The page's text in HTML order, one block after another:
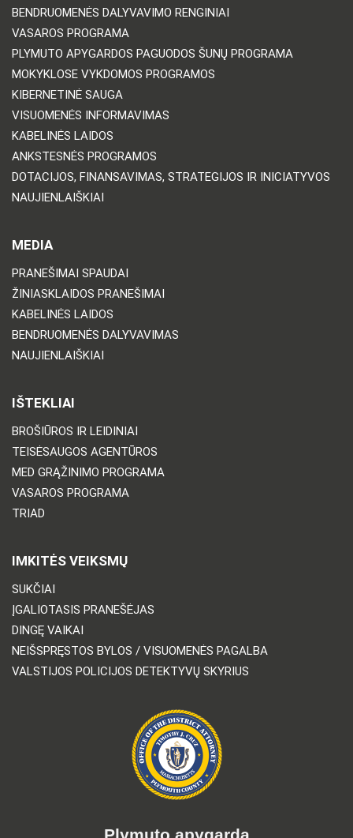
BENDRUOMENĖS DALYVAVIMO RENGINIAI
VASAROS PROGRAMA
PLYMUTO APYGARDOS PAGUODOS ŠUNŲ PROGRAMA
MOKYKLOSE VYKDOMOS PROGRAMOS
KIBERNETINĖ SAUGA
VISUOMENĖS INFORMAVIMAS
KABELINĖS LAIDOS
ANKSTESNĖS PROGRAMOS
DOTACIJOS, FINANSAVIMAS, STRATEGIJOS IR INICIATYVOS
NAUJIENLAIŠKIAI
MEDIA
PRANEŠIMAI SPAUDAI
ŽINIASKLAIDOS PRANEŠIMAI
KABELINĖS LAIDOS
BENDRUOMENĖS DALYVAVIMAS
NAUJIENLAIŠKIAI
IŠTEKLIAI
BROŠIŪROS IR LEIDINIAI
TEISĖSAUGOS AGENTŪROS
MED GRĄŽINIMO PROGRAMA
VASAROS PROGRAMA
TRIAD
IMKITĖS VEIKSMŲ
SUKČIAI
ĮGALIOTASIS PRANEŠĖJAS
DINGĘ VAIKAI
NEIŠSPRĘSTOS BYLOS / VISUOMENĖS PAGALBA
VALSTIJOS POLICIJOS DETEKTYVŲ SKYRIUS
Plymuto apygarda